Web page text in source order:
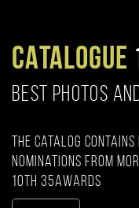
CATALOGUE
BEST PHOTOS
The catalog
nominations from
10th 35AWARDS